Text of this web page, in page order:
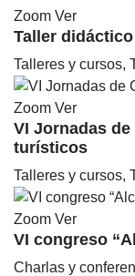
Zoom Ver
Taller
Talleres y cursos,
Zoom Ver
VI Jornadas
turísticos
Talleres y cursos,
Zoom Ver
VI congreso
Charlas y